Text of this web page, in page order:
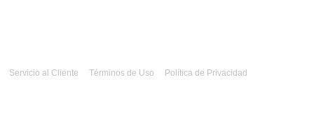
Servicio al Cliente Términos de Uso Política de Privacidad